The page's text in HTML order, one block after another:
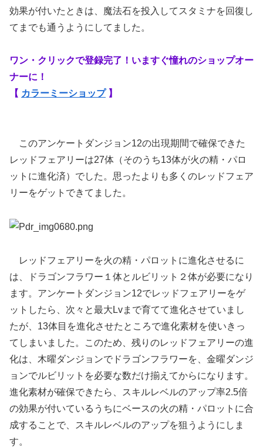
効果が付いたときは、魔法石を投入してスタミナを回復し
てまでも通うようにしてました。
ワン・クリックで登録完了！いますぐ憧れのショップオー
ナーに！
【 カラーミーショップ】
このアンケートダンジョン12の出現期間で確保できた
レッドフェアリーは27体（そのうち13体が火の精・パロ
ットに進化済）でした。思ったよりも多くのレッドフェア
リーをゲットできてました。
レッドフェアリーを火の精・パロットに進化させるに
は、ドラゴンフラワー１体とルビリット２体が必要になり
ます。アンケートダンジョン12でレッドフェアリーをゲ
ットしたら、次々と最大Lvまで育てて進化させていまし
たが、13体目を進化させたところで進化素材を使いきっ
てしまいました。このため、残りのレッドフェアリーの進
化は、木曜ダンジョンでドラゴンフラワーを、金曜ダンジ
ョンでルビリットを必要な数だけ揃えてからになります。
進化素材が確保できたら、スキルレベルのアップ率2.5倍
の効果が付いているうちにベースの火の精・パロットに合
成することで、スキルレベルのアップを狙うようにしま
す。